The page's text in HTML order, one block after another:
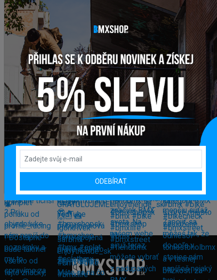
Zobrazit více produktů
INSTAGRAM#BMXSHOPSK
ODEBÍRAT